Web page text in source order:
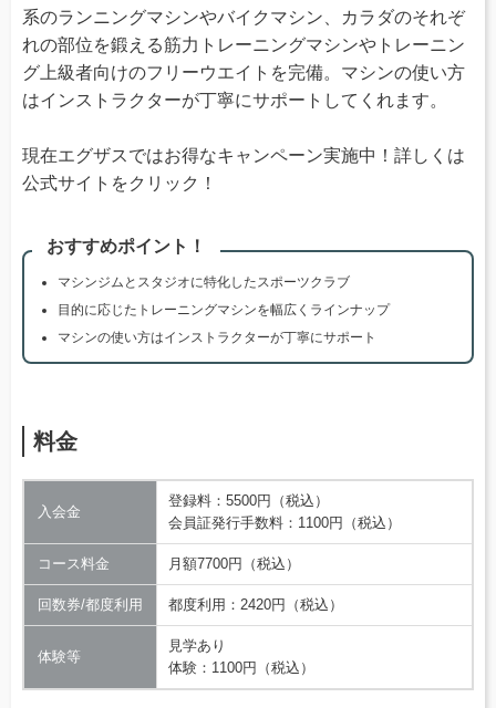
系のランニングマシンやバイクマシン、カラダのそれぞ
れの部位を鍛える筋力トレーニングマシンやトレーニン
グ上級者向けのフリーウエイトを完備。マシンの使い方
はインストラクターが丁寧にサポートしてくれます。
現在エグザスではお得なキャンペーン実施中！詳しくは
公式サイトをクリック！
おすすめポイント！
マシンジムとスタジオに特化したスポーツクラブ
目的に応じたトレーニングマシンを幅広くラインナップ
マシンの使い方はインストラクターが丁寧にサポート
料金
入会金
登録料：5500円（税込）
会員証発行手数料：1100円（税込）
コース料金 月額7700円（税込）
回数券/都度利用 都度利用：2420円（税込）
体験等
見学あり
体験：1100円（税込）